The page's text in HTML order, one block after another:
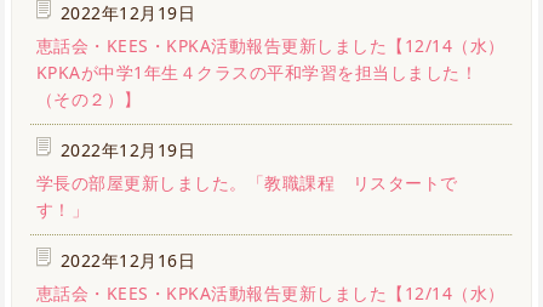
2022年12月19日
恵話会・KEES・KPKA活動報告更新しました【12/14（水）
KPKAが中学1年生４クラスの平和学習を担当しました！
（その２）】
2022年12月19日
学長の部屋更新しました。「教職課程 リスタートで
す！」
2022年12月16日
恵話会・KEES・KPKA活動報告更新しました【12/14（水）